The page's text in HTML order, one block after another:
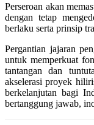
Perseroan akan
dengan tetap
berlaku serta prinsip
Pergantian jajaran
untuk memperkuat
tantangan dan
akselerasi proyek
berkelanjutan bagi
bertanggung jawab,